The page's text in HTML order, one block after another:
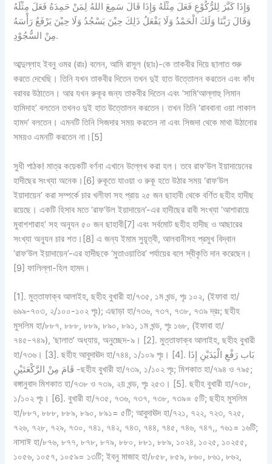
وَإِذَا كَبَّرَ لِلرُّكُوْعِ فَعَلَ مِثْلَهُ وَإِذَا قَالَ سَمِعَ اللهُ لِمَنْ حَمِدَهُ فَعَلَ مِثْلَهُ
وَقَالَ رَبَّنَا وَلَكَ الْحَمْدُ وَلَا يَفْعَلُ ذَلِكَ حِيْنَ يَسْجُدُ وَلَا حِيْنَ يَرْفَعُ رَأْسَهُ
مِنْ السُّجُوْدِ.
আব্দুল্লাহ ইবনু ওমর (রাঃ) বলেন, আমি রাসূল (ছাঃ)-কে তাকবীর দিয়ে ছালাত শুরু
করতে দেখেছি। তিনি যখন তাকবীর দিতেন তখন দুই হাত উত্তোলন করতেন এবং কাঁধ
বরাবর উঠাতেন। আর যখন রুকূর জন্য তাকবীর দিতেন এবং ‘সামি‘আল্লাহু লিমান
হামিদাহ’ বলতেন তখনও দুই হাত উত্তোলন করতেন। তখন তিনি ‘রাববানা ওয়া লাকাল
হামদ’ বলতেন। এমনটি তিনি সিজদার সময় করতেন না এবং সিজদা থেকে মাথা উঠানোর
সময়ও এমনটি করতেন না।[5]
সুধী পাঠক! মাত্র কয়েকটি বর্ণনা এখানে উল্লেখ করা হল। তবে রাফ‘উল ইয়াদায়েনের
হাদীছের সংখ্যা অনেক।[6] রুকূতে যাওয়া ও রুকূ হতে উঠার সময় ‘রাফ‘উল
ইয়াদায়েন’ করা সম্পর্কে চার খলীফা সহ প্রায় ২৫ জন ছাহাবী থেকে বর্ণিত ছহীহ হাদীছ
রয়েছে। একটি হিসাব মতে ‘রাফ‘উল ইয়াদায়েন’-এর হাদীছের রাবী সংখ্যা ‘আশারায়ে
মুবাশশারাহ’ সহ অন্যূন ৫০ জন ছাহাবী[7] এবং সর্বমোট ছহীহ হাদীছ ও আছারের
সংখ্যা অন্যূন চার শত।[8] এ জন্য ইমাম সুয়ূত্বী, আলবানীসহ প্রমুখ বিদ্বান
‘রাফ‘উল ইয়াদায়েন’-এর হাদীছকে ‘মুতাওয়াতির’ পর্যায়ের বলে স্বীকৃতি দান করেছেন।
[9] ফালিল্লা-হিল হামদ।
[1]. মুত্তাফাক্ব আলাইহ, ছহীহ বুখারী হা/৭৩৫, ১ম খন্ড, পৃঃ ১০২, (ইফাবা হা/
৬৯৯-৭০৩, ২/১০০-১০২ পৃঃ); এছাড়া হা/৭৩৬, ৭৩৭, ৭৩৮, ৭৩৯ দ্রঃ; ছহীহ
মুসলিম হা/৮৮৭, ৮৮৮, ৮৮৯, ৮৯০, ৮৯১, ১ম খন্ড, পৃঃ ১৬৮, (ইফাবা হা/
৭৪৫-৭৪৯), ‘ছালাত’ অধ্যায়, অনুচ্ছেদ-৯। [2]. মুত্তাফাক্ব আলাইহ, ছহীহ বুখারী
হা/৭৩৬। [3]. ছহীহ আবুদাঊদ হা/৭৪৪, ১/১০৯ পৃঃ। [4]. بَاب رَفْعِ الْيَدَيْنِ إِذَا
قَامَ مِنْ الرَّكْعَتَيْنِ -ছহীহ বুখারী হা/৭৩৯, ১/১০২ পৃঃ; মিশকাত হা/৭৯৪ ও ৭৯৫;
বঙ্গানুবাদ মিশকাত হা/৭৩৮ ও ৭৩৯, ২য় খন্ড, পৃঃ ২৫৩। [5]. ছহীহ বুখারী হা/৭৩৮,
১/১০২ পৃঃ। [6]. বুখারী হা/৭৩৫, ৭৩৬, ৭৩৭, ৭৩৮, ৭৩৯= ৫টি; ছহীহ মুসলিম
হা/৮৮৭, ৮৮৮, ৮৮৯, ৮৯০, ৮৯১= ৫টি; আবুদাঊদ হা/৭২১, ৭২২, ৭২৩, ৭২৫,
৭২৬, ৭২৮, ৭২৯, ৭৩০, ৭৪১, ৭৪২, ৭৪৩, ৭৪৪, ৭৪৫, ৭৪৬, ৭৪৭,, ৭৬১= ১৬টি;
নাসাঈ হা/৮৭৬, ৮৭৭, ৮৭৮, ৮৭৯, ৮৮০, ৮৮১, ৮৮৯, ১০২৪, ১০২৫, ১০২৫৫,
১০৫৬, ১০৫৭, ১০৫৯= ১৩টি; ইবনু মাজাহ হা/৮৫৮, ৮৫৯, ৮৬০, ৮৬১, ৮৬২,